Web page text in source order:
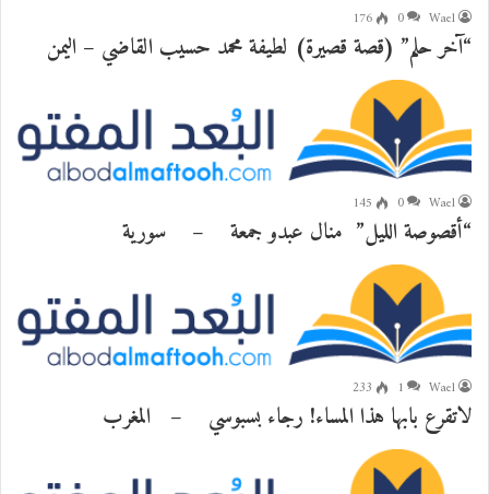
Wael
0
176
“آخر حلم” (قصة قصيرة) لطيفة محمد حسيب القاضي – اليمن
Wael
0
145
“أقصوصة الليل” منال عبدو جمعة – سورية
Wael
1
233
لاتقرع بابها هذا المساء! رجاء بسبوسي – المغرب